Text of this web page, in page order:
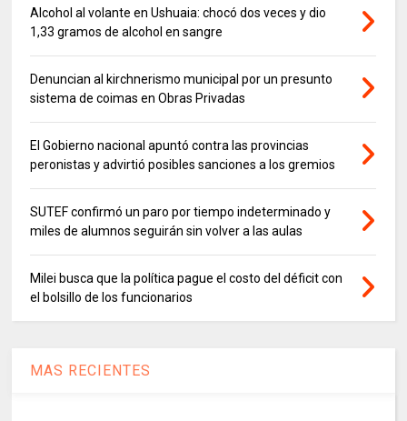
Alcohol al volante en Ushuaia: chocó dos veces y dio
1,33 gramos de alcohol en sangre
Denuncian al kirchnerismo municipal por un presunto
sistema de coimas en Obras Privadas
El Gobierno nacional apuntó contra las provincias
peronistas y advirtió posibles sanciones a los gremios
SUTEF confirmó un paro por tiempo indeterminado y
miles de alumnos seguirán sin volver a las aulas
Milei busca que la política pague el costo del déficit con
el bolsillo de los funcionarios
MAS RECIENTES